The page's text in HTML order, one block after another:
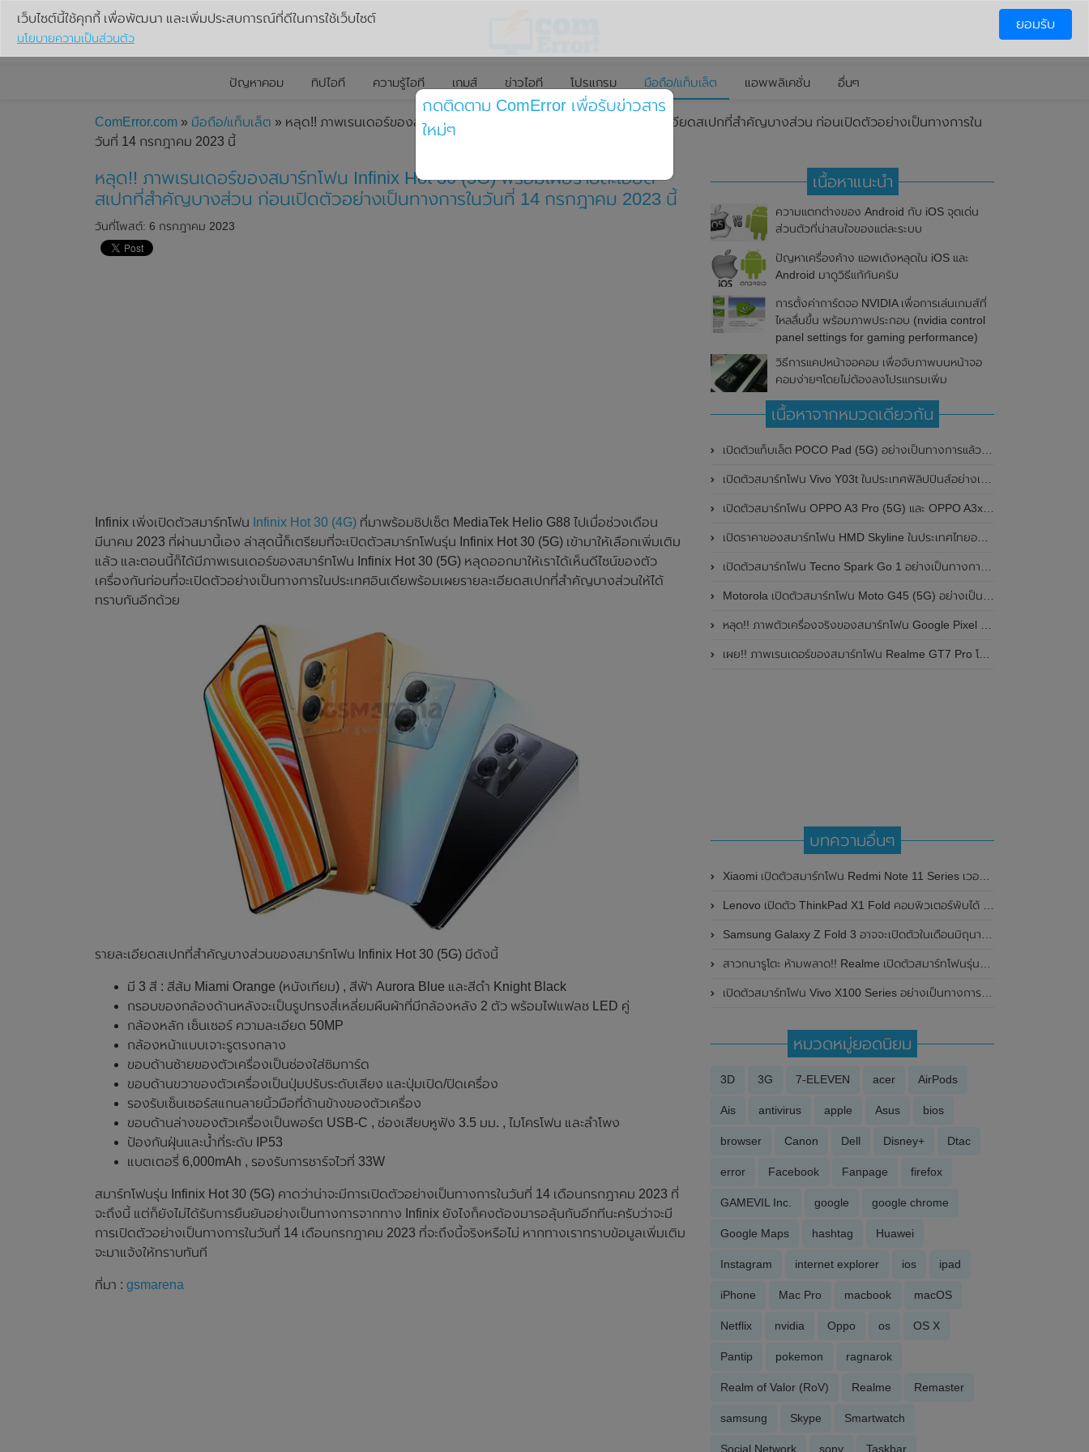
ปัญหาคอม ทิปไอที ความรู้ไอที เกมส์ ข่าวไอที โปรแกรม มือถือ/แท็บเล็ต แอพพลิเคชั่น อื่นๆ
ComError.com » มือถือ/แท็บเล็ต » หลุด!! ภาพเรนเดอร์ของสมาร์ทโฟน Infinix Hot 30 (5G) พร้อมเผยรายละเอียดสเปกที่สำคัญบางส่วน ก่อนเปิดตัวอย่างเป็นทางการใน
วันที่ 14 กรกฎาคม 2023 นี้
หลุด!! ภาพเรนเดอร์ของสมาร์ทโฟน Infinix Hot 30 (5G) พร้อมเผยรายละเอียด
สเปกที่สำคัญบางส่วน ก่อนเปิดตัวอย่างเป็นทางการในวันที่ 14 กรกฎาคม 2023 นี้
วันที่โพสต์: 6 กรกฎาคม 2023
Infinix เพิ่งเปิดตัวสมาร์ทโฟน Infinix Hot 30 (4G) ที่มาพร้อมชิปเซ็ต MediaTek Helio G88 ไปเมื่อช่วงเดือน
มีนาคม 2023 ที่ผ่านมานี้เอง ล่าสุดนี้ก็เตรียมที่จะเปิดตัวสมาร์ทโฟนรุ่น Infinix Hot 30 (5G) เข้ามาให้เลือกเพิ่มเติม
แล้ว และตอนนี้ก็ได้มีภาพเรนเดอร์ของสมาร์ทโฟน Infinix Hot 30 (5G) หลุดออกมาให้เราได้เห็นดีไซน์ของตัว
เครื่องกันก่อนที่จะเปิดตัวอย่างเป็นทางการในประเทศอินเดียพร้อมเผยรายละเอียดสเปกที่สำคัญบางส่วนให้ได้
ทราบกันอีกด้วย
รายละเอียดสเปกที่สำคัญบางส่วนของสมาร์ทโฟน Infinix Hot 30 (5G) มีดังนี้
มี 3 สี : สีส้ม Miami Orange (หนังเทียม) , สีฟ้า Aurora Blue และสีดำ Knight Black
กรอบของกล้องด้านหลังจะเป็นรูปทรงสี่เหลี่ยมผืนผ้าที่มีกล้องหลัง 2 ตัว พร้อมไฟแฟลช LED คู่
กล้องหลัก เซ็นเซอร์ ความละเอียด 50MP
กล้องหน้าแบบเจาะรูตรงกลาง
ขอบด้านซ้ายของตัวเครื่องเป็นช่องใส่ซิมการ์ด
ขอบด้านขวาของตัวเครื่องเป็นปุ่มปรับระดับเสียง และปุ่มเปิด/ปิดเครื่อง
รองรับเซ็นเซอร์สแกนลายนิ้วมือที่ด้านข้างของตัวเครื่อง
ขอบด้านล่างของตัวเครื่องเป็นพอร์ต USB-C , ช่องเสียบหูฟัง 3.5 มม. , ไมโครโฟน และลำโพง
ป้องกันฝุ่นและน้ำที่ระดับ IP53
แบตเตอรี่ 6,000mAh , รองรับการชาร์จไวที่ 33W
สมาร์ทโฟนรุ่น Infinix Hot 30 (5G) คาดว่าน่าจะมีการเปิดตัวอย่างเป็นทางการในวันที่ 14 เดือนกรกฎาคม 2023 ที่
จะถึงนี้ แต่ก็ยังไม่ได้รับการยืนยันอย่างเป็นทางการจากทาง Infinix ยังไงก็คงต้องมารอลุ้นกันอีกทีนะครับว่าจะมี
การเปิดตัวอย่างเป็นทางการในวันที่ 14 เดือนกรกฎาคม 2023 ที่จะถึงนี้จริงหรือไม่ หากทางเราทราบข้อมูลเพิ่มเติม
จะมาแจ้งให้ทราบทันที
ที่มา : gsmarena
เนื้อหาแนะนำ
ความแตกต่างของ Android กับ iOS จุดเด่น
ส่วนตัวที่น่าสนใจของแต่ละระบบ
ปัญหาเครื่องค้าง แอพเด้งหลุดใน iOS และ
Android มาดูวิธีแก้กันครับ
การตั้งค่าการ์ดจอ NVIDIA เพื่อการเล่นเกมส์ที่
ไหลลื่นขึ้น พร้อมภาพประกอบ (nvidia control
panel settings for gaming performance)
วิธีการแคปหน้าจอคอม เพื่อจับภาพบนหน้าจอ
คอมง่ายๆโดยไม่ต้องลงโปรแกรมเพิ่ม
เนื้อหาจากหมวดเดียวกัน
เปิดตัวแท็บเล็ต POCO Pad (5G) อย่างเป็นทางการแล้วในประเทศอินเดีย มาพร้อมชิปเซ็ต Snapdragon 7s Gen 2 ของ Qualcomm และรองรับเครือข่าย 5G
เปิดตัวสมาร์ทโฟน Vivo Y03t ในประเทศฟิลิปปินส์อย่างเป็นทางการแล้ว มาพร้อมชิปเซ็ต Unisoc T612 , กล้องหลัง ความละเอียด 13MP , แบตเตอรี่ 5,000mAh และหน้าจอแสดงผล LCD / 90Hz
เปิดตัวสมาร์ทโฟน OPPO A3 Pro (5G) และ OPPO A3x ในประเทศไทยอย่างเป็นทางการแล้ว ในราคาเริ่มต้นเพียง 3,999 บาท
เปิดราคาของสมาร์ทโฟน HMD Skyline ในประเทศไทยอย่างเป็นทางการแล้ว ราคา 14,990 บาท
เปิดตัวสมาร์ทโฟน Tecno Spark Go 1 อย่างเป็นทางการแล้ว มาพร้อมหน้าจอแสดงผล LCD / 120Hz , แบตเตอรี่ 5,000mAh และใช้ชิปเซ็ต Unisoc
Motorola เปิดตัวสมาร์ทโฟน Moto G45 (5G) อย่างเป็นทางการแล้วในอินเดีย
หลุด!! ภาพตัวเครื่องจริงของสมาร์ทโฟน Google Pixel 9a โชว์ดีไซน์ใหม่ กล้องหลังแบนราบ ไม่มีกรอบของกล้องแล้ว
เผย!! ภาพเรนเดอร์ของสมาร์ทโฟน Realme GT7 Pro โชว์ให้เห็นดีไซน์ใหม่ พร้อมเผยรายละเอียดสเปกที่สำคัญบางส่วน
บทความอื่นๆ
Xiaomi เปิดตัวสมาร์ทโฟน Redmi Note 11 Series เวอร์ชั่นทั่วโลกแล้ว พร้อมเผยราคาในไทย เดริ่มต้นเพียง 6,299 บาท
Lenovo เปิดตัว ThinkPad X1 Fold คอมพิวเตอร์พับได้ น้ำหนักเบา เครื่องแรกของโลก
Samsung Galaxy Z Fold 3 อาจจะเปิดตัวในเดือนมิถุนายน ปีหน้า 2021 พร้อมกับจะหยุดการผลิตของ Samsung Galaxy Note Series แล้ว
สาวกนารูโตะ ห้ามพลาด!! Realme เปิดตัวสมาร์ทโฟนรุ่นพิเศษ Realme GT Neo 3 Naruto Limited Edition แต่วางจำหน่ายเฉพาะในประเทศจีนเท่านั้น
เปิดตัวสมาร์ทโฟน Vivo X100 Series อย่างเป็นทางการที่ประเทศจีน มาพร้อมชิปเซ็ต Dimensity 9300 และกล้องเลนส์ Zeiss ใหม่
หมวดหมู่ยอดนิยม
3D 3G 7-ELEVEN acer AirPods
Ais antivirus apple Asus bios
browser Canon Dell Disney+ Dtac
error Facebook Fanpage firefox
GAMEVIL Inc. google google chrome
Google Maps hashtag Huawei
Instagram internet explorer ios ipad
iPhone Mac Pro macbook macOS
Netflix nvidia Oppo os OS X
Pantip pokemon ragnarok
Realm of Valor (RoV) Realme Remaster
samsung Skype Smartwatch
Social Network sony Taskbar
เว็บไซต์นี้ใช้คุกกี้ เพื่อพัฒนา และเพิ่มประสบการณ์ที่ดีในการใช้เว็บไซต์
นโยบายความเป็นส่วนตัว
ยอมรับ
กดติดตาม ComError เพื่อรับข่าวสาร
ใหม่ๆ